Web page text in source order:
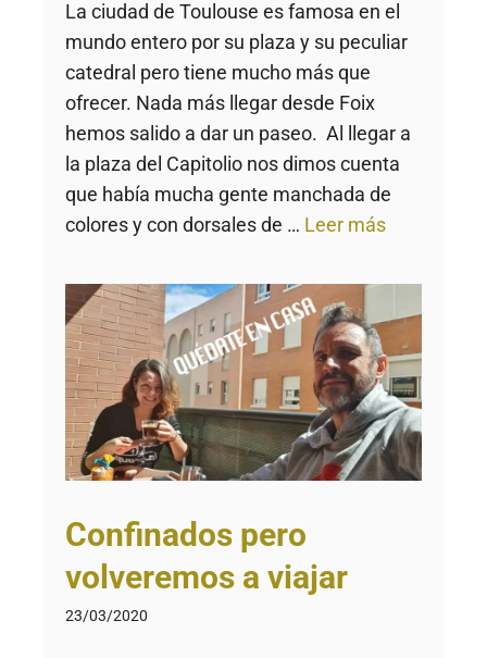
La ciudad de Toulouse es famosa en el
mundo entero por su plaza y su peculiar
catedral pero tiene mucho más que
ofrecer. Nada más llegar desde Foix
hemos salido a dar un paseo. Al llegar a
la plaza del Capitolio nos dimos cuenta
que había mucha gente manchada de
colores y con dorsales de … Leer más
Confinados pero
volveremos a viajar
23/03/2020